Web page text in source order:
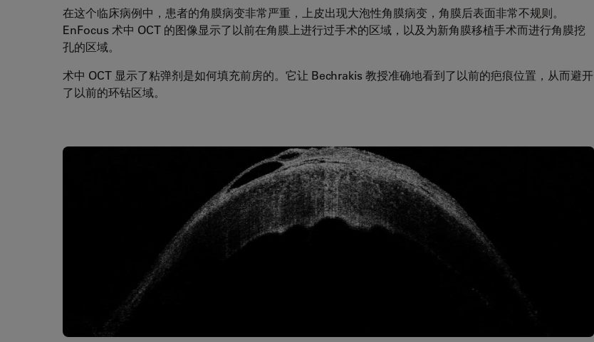
在这个临床病例中，患者的角膜病变非常严重，上皮出现大泡性角膜病变，角膜后表面非常不规则。
EnFocus 术中 OCT 的图像显示了以前在角膜上进行过手术的区域，以及为新角膜移植手术而进行角膜挖
孔的区域。
术中 OCT 显示了粘弹剂是如何填充前房的。它让 Bechrakis 教授准确地看到了以前的疤痕位置，从而避开
了以前的环钻区域。